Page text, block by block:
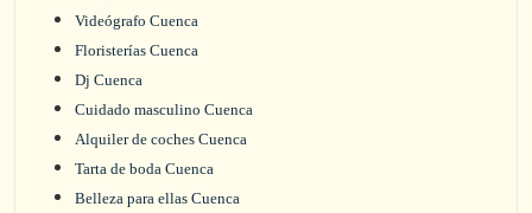
Videógrafo Cuenca
Floristerías Cuenca
Dj Cuenca
Cuidado masculino Cuenca
Alquiler de coches Cuenca
Tarta de boda Cuenca
Belleza para ellas Cuenca